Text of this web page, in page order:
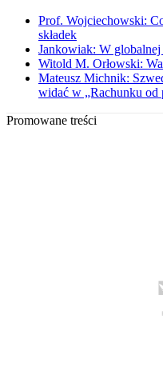
Prof. Wojciechowski:
składek
Jankowiak: W globalnej
Witold M. Orłowski:
Mateusz Michnik:
widać w „Rachunku od
Promowane treści